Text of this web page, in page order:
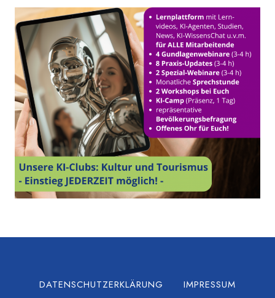
DATENSCHUTZERKLÄRUNG
IMPRESSUM